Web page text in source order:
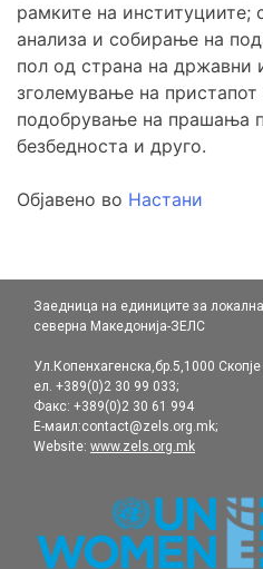
рамките на
анализа и собирање на
пол од страна на државни
зголемување на
подобрување на прашања
безбедноста и друго.
Објавено во Настани
Заедница на единиците за
северна Македонија-ЗЕЛС
Ул.Копенхагенска,бр.5,1000 Скопје
ел. +389(0)2 30 99 033;
Факс: +389(0)2 30 61 994
Е-маил:contact@zels.org.mk;
Website: www.zels.org.mk